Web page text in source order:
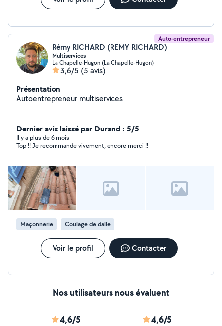
Auto-entrepreneur
Rémy RICHARD (REMY RICHARD)
Multiservices
La Chapelle-Hugon (La Chapelle-Hugon)
3,6/5 (5 avis)
Présentation
Autoentrepreneur multiservices
Dernier avis laissé par Durand : 5/5
Il y a plus de 6 mois
Top !! Je recommande vivement, encore merci !!
Maçonnerie Coulage de dalle
Voir le profil Contacter
Nos utilisateurs nous évaluent
4,6/5 4,6/5